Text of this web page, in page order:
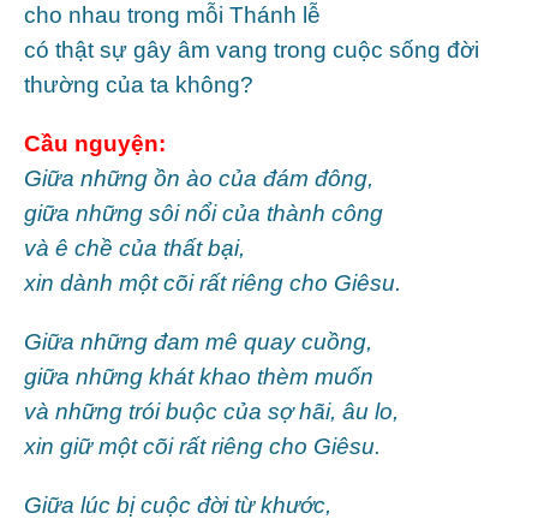
cho nhau trong mỗi Thánh lễ
có thật sự gây âm vang trong cuộc sống đời
thường của ta không?
Cầu nguyện:
Giữa những ồn ào của đám đông,
giữa những sôi nổi của thành công
và ê chề của thất bại,
xin dành một cõi rất riêng cho Giêsu.
Giữa những đam mê quay cuồng,
giữa những khát khao thèm muốn
và những trói buộc của sợ hãi, âu lo,
xin giữ một cõi rất riêng cho Giêsu.
Giữa lúc bị cuộc đời từ khước,